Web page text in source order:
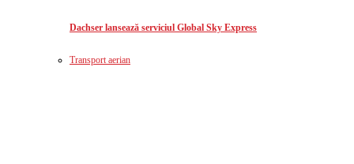
Dachser lansează serviciul Global Sky Express
Transport aerian